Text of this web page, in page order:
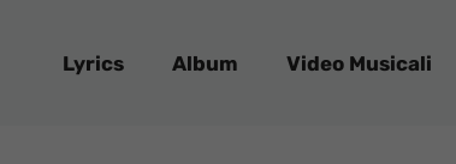
Lyrics Album Video Musicali